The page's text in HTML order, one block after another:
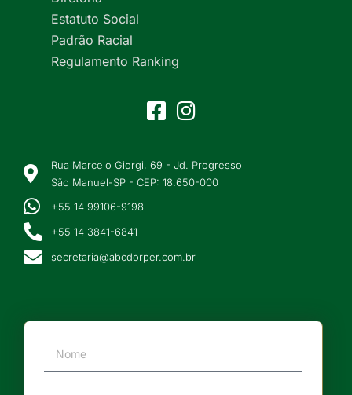
Estatuto Social
Padrão Racial
Regulamento Ranking
Rua Marcelo Giorgi, 69 - Jd. Progresso
São Manuel-SP - CEP: 18.650-000
+55 14 99106-9198
+55 14 3841-6841
secretaria@abcdorper.com.br